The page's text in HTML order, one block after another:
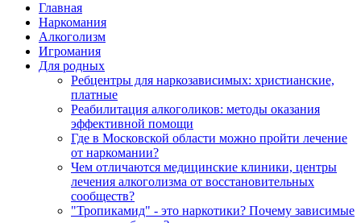
Главная
Наркомания
Алкоголизм
Игромания
Для родных
Ребцентры для наркозависимых: христианские,
платные
Реабилитация алкоголиков: методы оказания
эффективной помощи
Где в Московской области можно пройти лечение
от наркомании?
Чем отличаются медицинские клиники, центры
лечения алкоголизма от восстановительных
сообществ?
"Тропикамид" - это наркотики? Почему зависимые